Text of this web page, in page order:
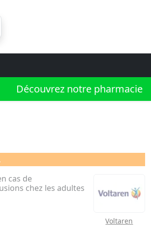
Découvrez notre pharmacie
cas de
chez les adultes
Voltaren